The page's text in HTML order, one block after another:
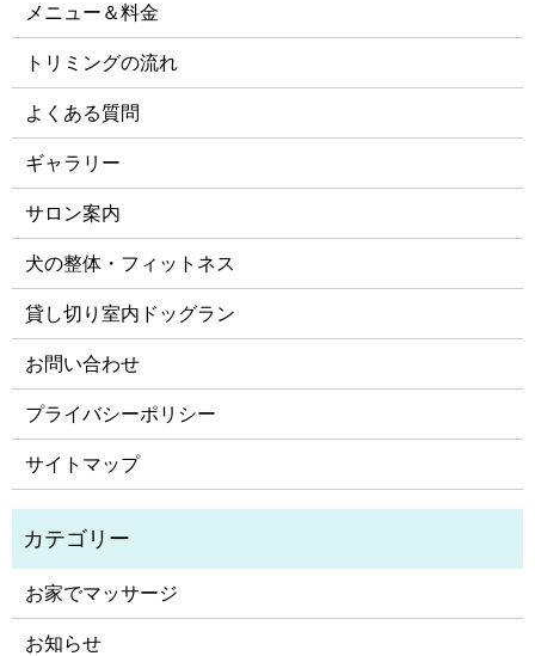
メニュー＆料金
トリミングの流れ
よくある質問
ギャラリー
サロン案内
犬の整体・フィットネス
貸し切り室内ドッグラン
お問い合わせ
プライバシーポリシー
サイトマップ
お家でマッサージ
お知らせ